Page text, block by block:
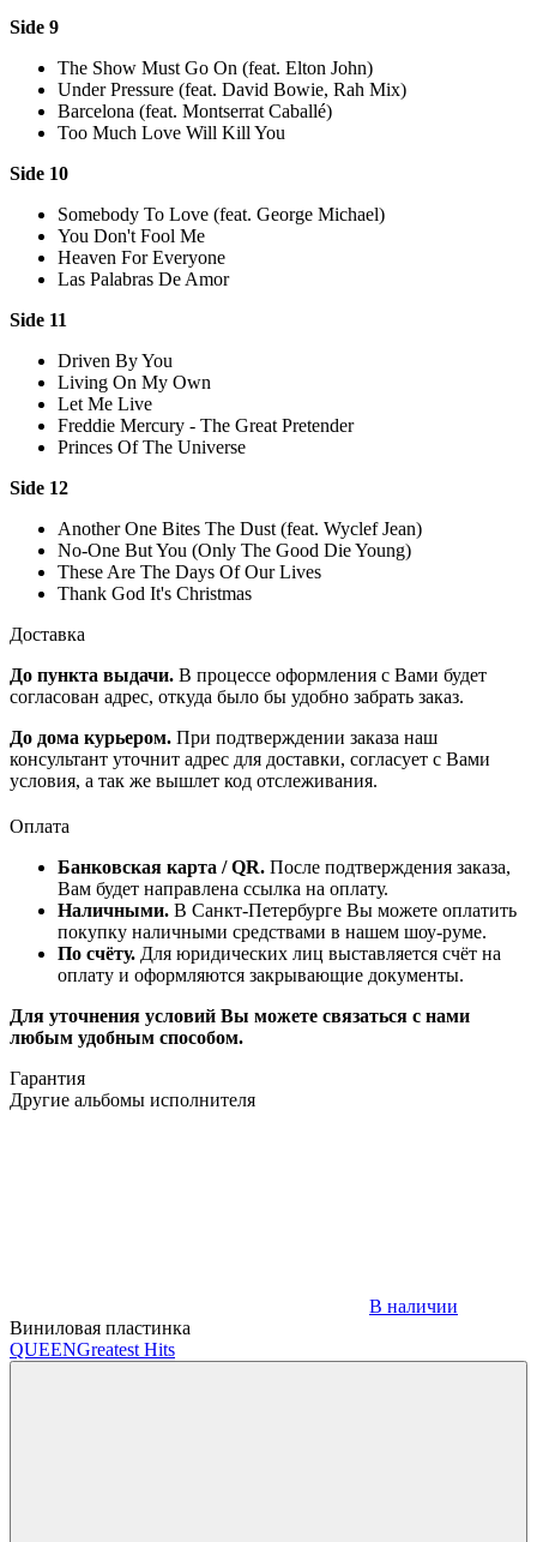
Side 9
The Show Must Go On (feat. Elton John)
Under Pressure (feat. David Bowie, Rah Mix)
Barcelona (feat. Montserrat Caballé)
Too Much Love Will Kill You
Side 10
Somebody To Love (feat. George Michael)
You Don't Fool Me
Heaven For Everyone
Las Palabras De Amor
Side 11
Driven By You
Living On My Own
Let Me Live
Freddie Mercury - The Great Pretender
Princes Of The Universe
Side 12
Another One Bites The Dust (feat. Wyclef Jean)
No-One But You (Only The Good Die Young)
These Are The Days Of Our Lives
Thank God It's Christmas
Доставка
До пункта выдачи. В процессе оформления с Вами будет
согласован адрес, откуда было бы удобно забрать заказ.
До дома курьером. При подтверждении заказа наш
консультант уточнит адрес для доставки, согласует с Вами
условия, а так же вышлет код отслеживания.
Оплата
Банковская карта / QR. После подтверждения заказа,
Вам будет направлена ссылка на оплату.
Наличными. В Санкт-Петербурге Вы можете оплатить
покупку наличными средствами в нашем шоу-руме.
По счёту. Для юридических лиц выставляется счёт на
оплату и оформляются закрывающие документы.
Для уточнения условий Вы можете связаться с нами
любым удобным способом.
Гарантия
Другие альбомы исполнителя
В наличии
Виниловая пластинка
QUEENGreatest Hits